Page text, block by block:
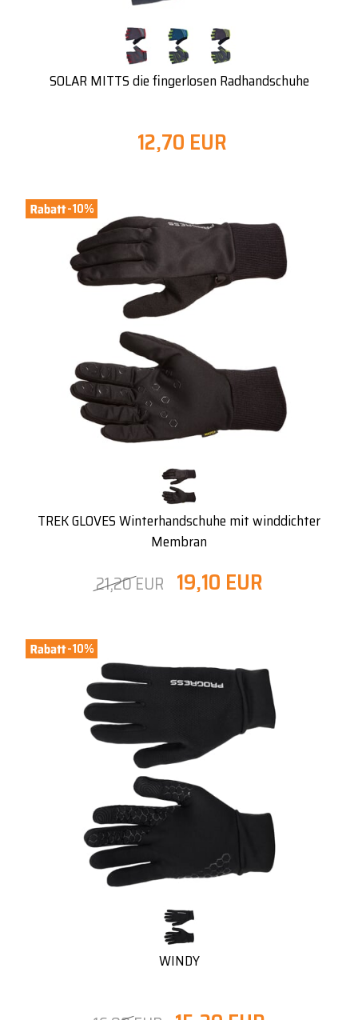
SOLAR MITTS die fingerlosen Radhandschuhe
12,70 EUR
-10%
TREK GLOVES Winterhandschuhe mit winddichter
Membran
21,20 EUR 19,10 EUR
-10%
WINDY